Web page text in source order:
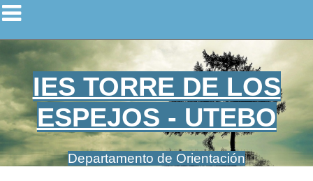
IES TORRE DE LOS
ESPEJOS - UTEBO
Departamento de Orientación